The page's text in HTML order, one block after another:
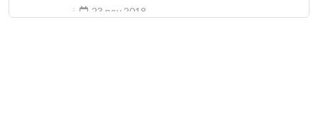
23 nov 2018